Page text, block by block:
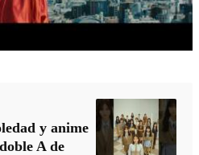
y anime
A de